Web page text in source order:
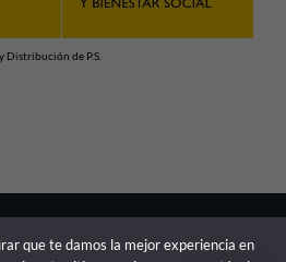
Distribución de P.S.
que te damos la mejor experiencia en